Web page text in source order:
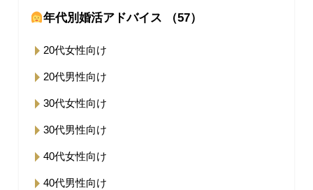
年代別婚活アドバイス （57）
20代女性向け
20代男性向け
30代女性向け
30代男性向け
40代女性向け
40代男性向け